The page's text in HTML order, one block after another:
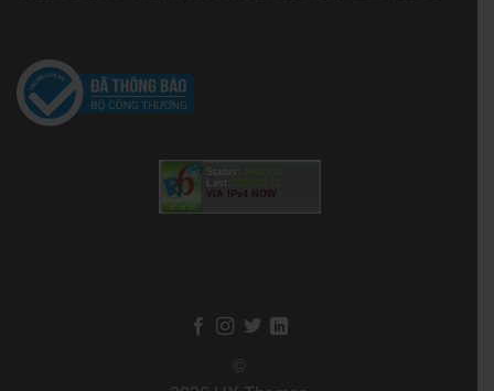
Status:
Last:
VIA IPv4 NOW
©